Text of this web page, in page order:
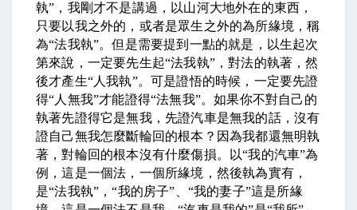
執” ，我剛才不是講過，以山河大地外在的東西，
只要以我之外的，或者是眾生之外的為所緣境，稱
為“法我執”。但是需要提到一點的就是，以生起次
第來說，一定要先生起“法我執” ，對法的執著，然
後才產生“人我執”。可是證悟的時候，一定要先證
得“人無我”才能證得“法無我”。如果你不對自己的
執著先證得它是無我，先證汽車是無我的話，沒有
證自己無我怎麼斷輪回的根本？因為我都還無明執
著，對輪回的根本沒有什麼傷損。以“我的汽車”為
例，這是一個法，一個所緣境，然後執為實有，
是“法我執” ，“我的房子” “我的妻子”這是所緣